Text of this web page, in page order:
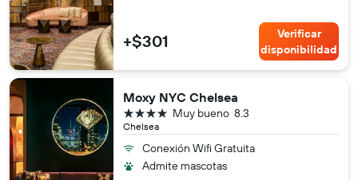
+$301
Verificar
disponibilidad
Moxy NYC Chelsea
Chelsea
8.3
Muy bueno
4 estrellas
Conexión Wifi Gratuita
Admite mascotas